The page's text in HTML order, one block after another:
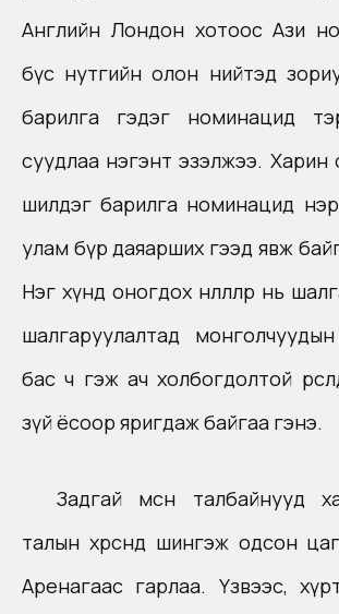
Английн Лондон хотоос Ази
бүс нутгийн олон нийтэд
барилга гэдэг номинацид
суудлаа нэгэнт эзэлжээ. Харин
шилдэг барилга номинацид
улам бүр даяарших гээд явж
Нэг хүнд оногдох нөлөөллөөр нь
шалгаруулалтад
бас ч гэж ач холбогдолтой
зүй ёсоор яригдаж байгаа гэнэ.
Задгай мөсөн талбайнууд
талын хөрсөнд шингэж одсон
Аренагаас гарлаа. Үзвээс,